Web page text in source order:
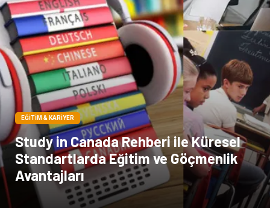
EĞITIM & KARIYER
Study in Canada Rehberi ile Küresel
Standartlarda Eğitim ve Göçmenlik
Avantajları